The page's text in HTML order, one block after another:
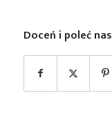
Doceń i poleć nas